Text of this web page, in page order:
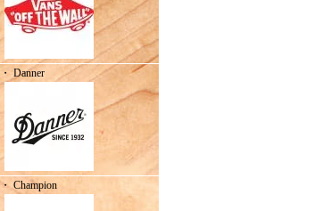
・ Danner
・ Champion